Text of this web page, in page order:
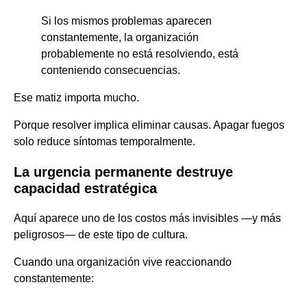
Si los mismos problemas aparecen
constantemente, la organización
probablemente no está resolviendo, está
conteniendo consecuencias.
Ese matiz importa mucho.
Porque resolver implica eliminar causas. Apagar fuegos
solo reduce síntomas temporalmente.
La urgencia permanente destruye
capacidad estratégica
Aquí aparece uno de los costos más invisibles —y más
peligrosos— de este tipo de cultura.
Cuando una organización vive reaccionando
constantemente: